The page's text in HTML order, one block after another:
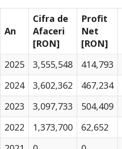
An
Cifra de
Afaceri
[RON]
Profit
Net
[RON]
2025
3,555,548
414,793
2024
3,602,362
467,234
2023
3,097,733
504,409
2022
1,373,700
62,652